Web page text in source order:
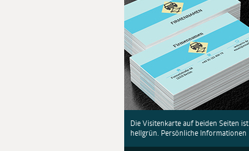
Die Visitenkarte auf beiden Seiten ist
hellgrün. Persönliche Informationen